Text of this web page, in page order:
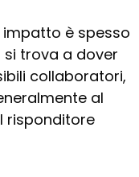
è spesso
si trova a dover
collaboratori,
al
risponditore